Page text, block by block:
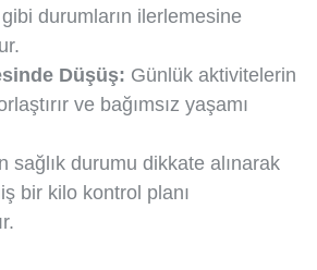
gibi durumların ilerlemesine
Düşüş: Günlük aktivitelerin
ve bağımsız yaşamı
sağlık durumu dikkate alınarak
bir kilo kontrol planı